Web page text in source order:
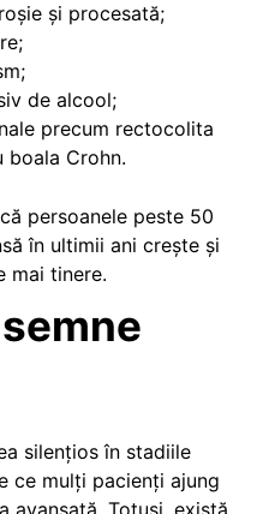
și procesată;
de alcool;
precum rectocolita
boala Crohn.
persoanele peste 50
în ultimii ani crește și
mai tinere.
silențios în stadiile
ce mulți pacienți ajung